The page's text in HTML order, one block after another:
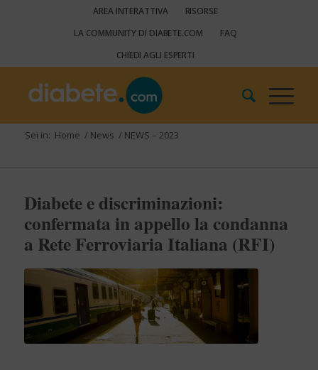
AREA INTERATTIVA
RISORSE
LA COMMUNITY DI DIABETE.COM
FAQ
CHIEDI AGLI ESPERTI
Sei in: Home / News / NEWS – 2023
Diabete e discriminazioni:
confermata in appello la condanna
a Rete Ferroviaria Italiana (RFI)